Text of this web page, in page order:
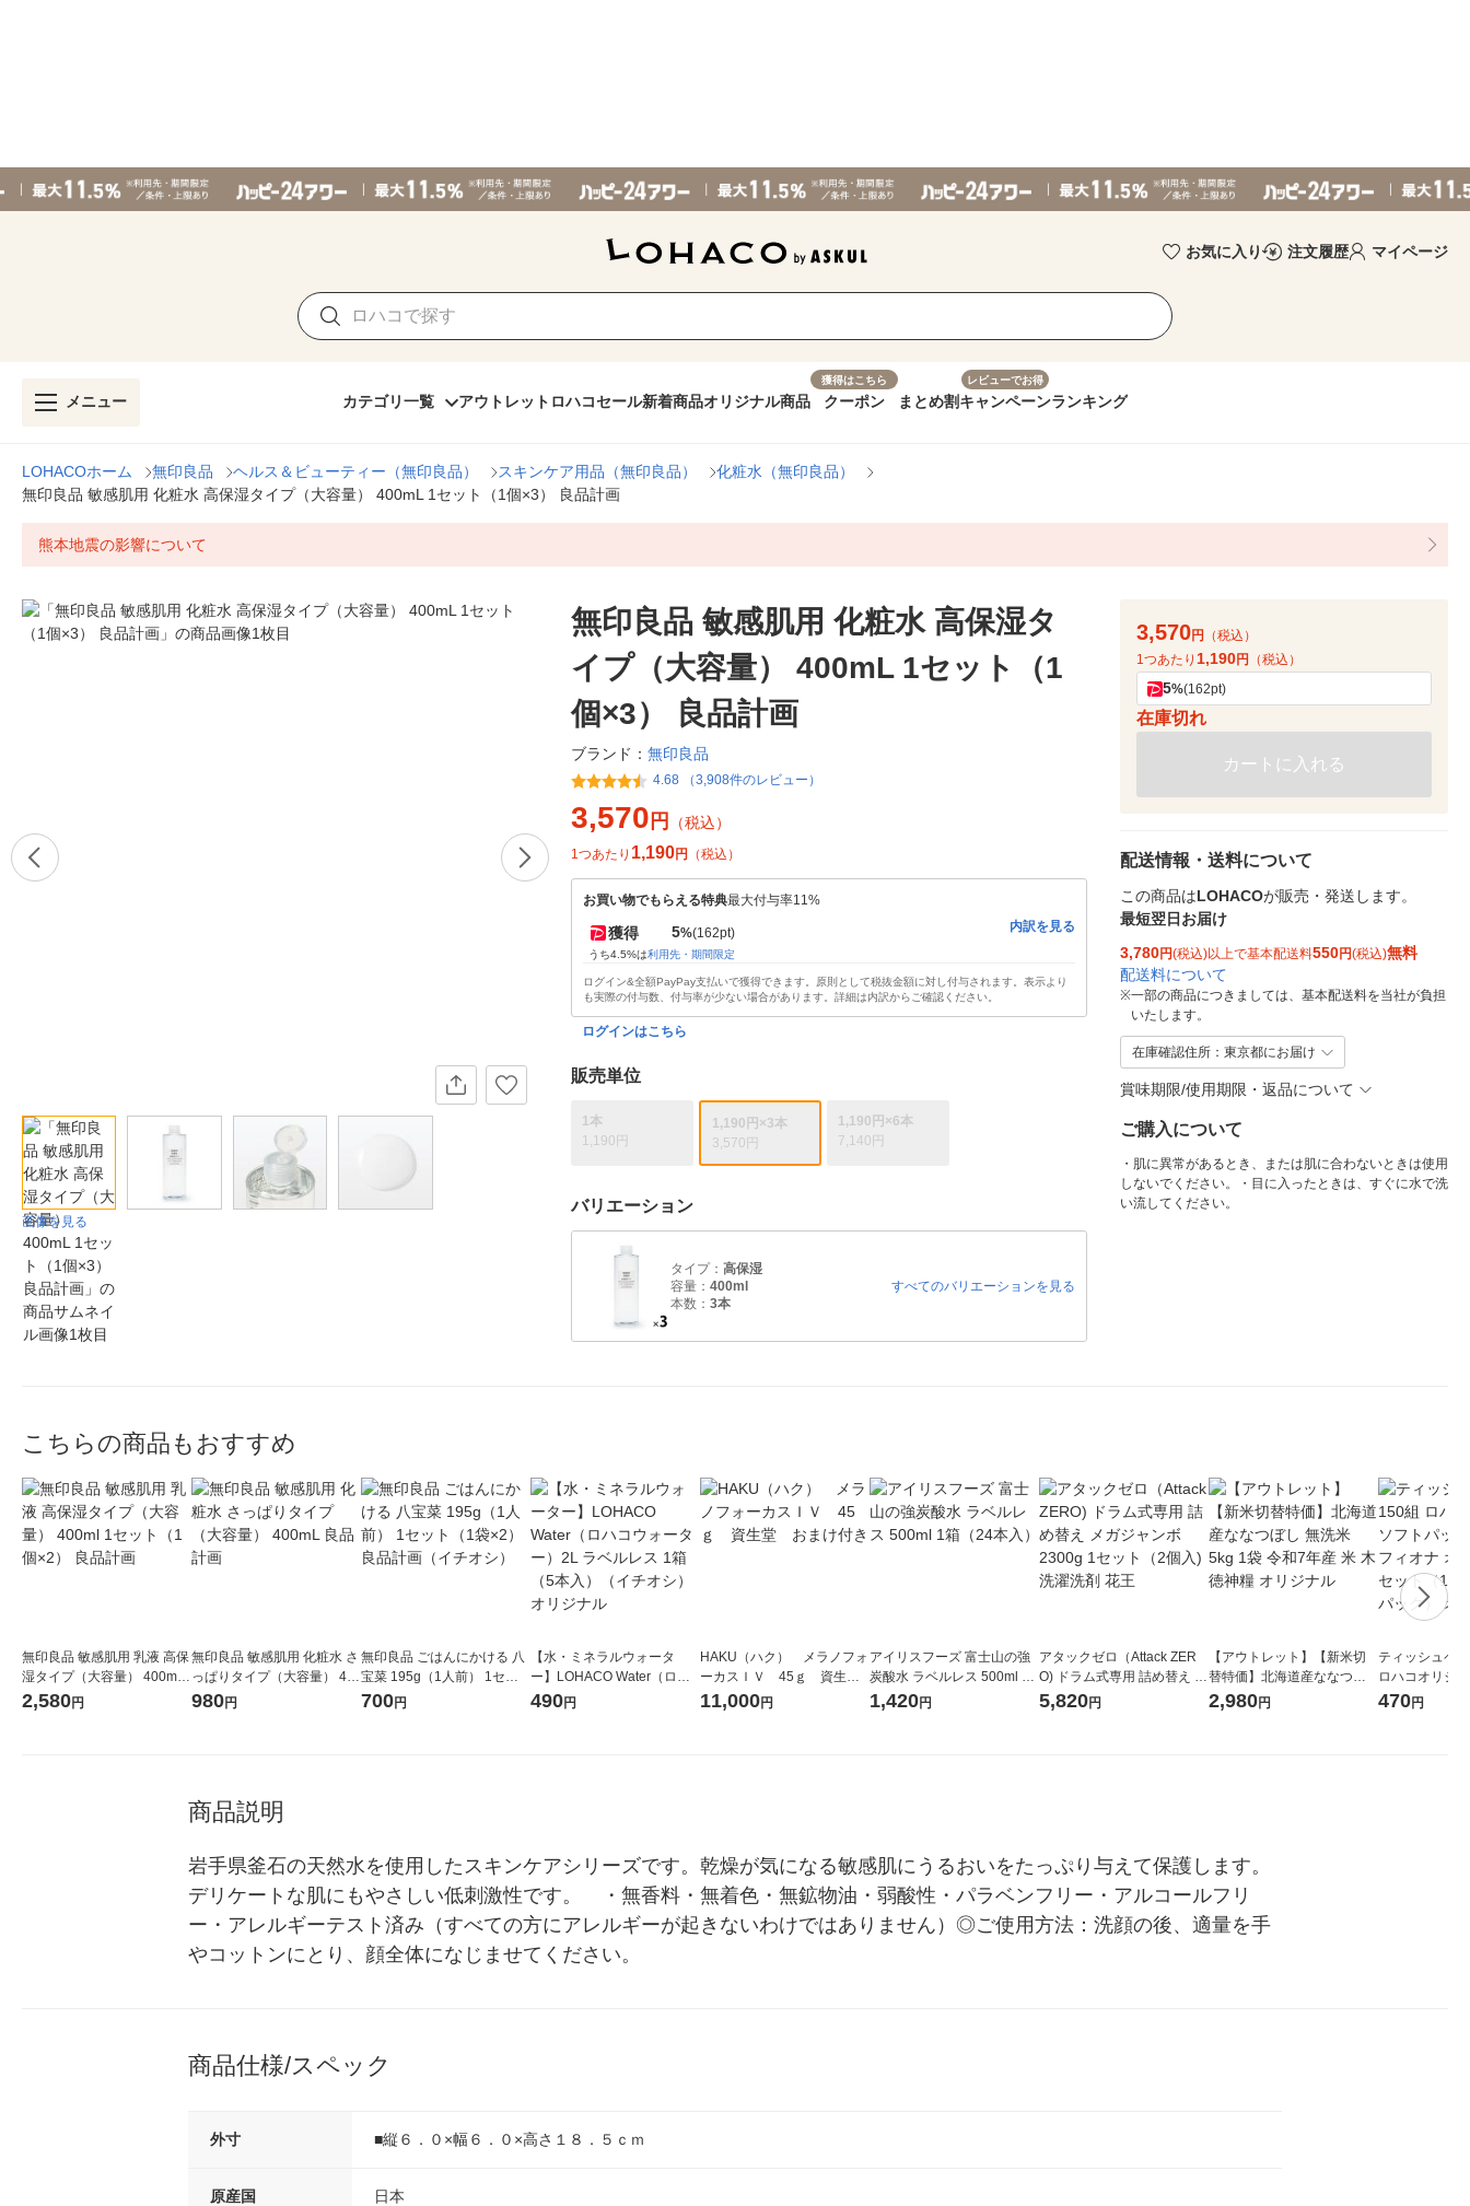
お気に入り 注文履歴 マイページ
メニュー カテゴリ一覧 アウトレット ロハコセール新着商品オリジナル商品
獲得はこちら
クーポン まとめ割
レビューでお得
キャンペーンランキング
LOHACOホーム 無印良品 ヘルス＆ビューティー（無印良品） スキンケア用品（無印良品）
化粧水（無印良品）
無印良品 敏感肌用 化粧水 高保湿タイプ（大容量） 400mL 1セット（1個×3） 良品計画
熊本地震の影響について
画像を見る
無印良品 敏感肌用 化粧水 高保湿タ
イプ（大容量） 400mL 1セット（1
個×3） 良品計画
ブランド： 無印良品
4.68 （3,908件のレビュー）
3,570 円 （税込）
1つあたり 1,190円 （税込）
お買い物でもらえる特典最大付与率11%
獲得 5%(162pt)
うち4.5%は利用先・期間限定
内訳を見る
ログイン&全額PayPay支払いで獲得できます。原則として税抜金額に対し付与されます。表示より
も実際の付与数、付与率が少ない場合があります。詳細は内訳からご確認ください。
ログインはこちら
販売単位
1本
1,190円
1,190円×3本
3,570円
1,190円×6本
7,140円
バリエーション
タイプ： 高保湿
容量： 400ml
本数： 3本
すべてのバリエーションを見る
3,570円
（税込）
1つあたり 1,190円 （税込）
5%(162pt)
在庫切れ
カートに入れる
配送情報・送料について
この商品はLOHACOが販売・発送します。
最短翌日お届け
3,780円(税込)以上で基本配送料550円(税込)無料
配送料について
※一部の商品につきましては、基本配送料を当社が負担
いたします。
在庫確認住所：東京都にお届け
賞味期限/使用期限・返品について
ご購入について
・肌に異常があるとき、または肌に合わないときは使用
しないでください。・目に入ったときは、すぐに水で洗
い流してください。
こちらの商品もおすすめ
無印良品 敏感肌用 乳液 高保
湿タイプ（大容量） 400ml 1
セット（1個×2） 良品計画
2,580円
無印良品 敏感肌用 化粧水 さ
っぱりタイプ（大容量） 40
0mL 良品計画
980円
無印良品 ごはんにかける 八
宝菜 195g（1人前） 1セッ
ト（1袋×2） 良品計画（イ
700円
【水・ミネラルウォータ
ー】LOHACO Water（ロハ
コウォーター）2L ラベルレ
490円
HAKU（ハク） メラノフォ
ーカスＩＶ 45ｇ 資生
堂 おまけ付き
11,000円
アイリスフーズ 富士山の強
炭酸水 ラベルレス 500ml 1
箱（24本入）
1,420円
アタックゼロ（Attack ZER
O) ドラム式専用 詰め替え メ
ガジャンボ 2300g 1セット
5,820円
【アウトレット】【新米切
替特価】北海道産ななつぼ
し 無洗米 5kg 1袋 令和7年産
2,980円
ティッシュペ
ロハコオリジ
ックティッシ
470円
商品説明
岩手県釜石の天然水を使用したスキンケアシリーズです。乾燥が気になる敏感肌にうるおいをたっぷり与えて保護します。
デリケートな肌にもやさしい低刺激性です。　・無香料・無着色・無鉱物油・弱酸性・パラベンフリー・アルコールフリ
ー・アレルギーテスト済み（すべての方にアレルギーが起きないわけではありません）◎ご使用方法：洗顔の後、適量を手
やコットンにとり、顔全体になじませてください。
商品仕様/スペック
外寸 ■縦６．０×幅６．０×高さ１８．５ｃｍ
原産国 日本